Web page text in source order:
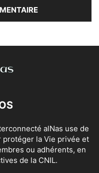
alNas use de
la Vie privée et
ou adhérents, en
de la CNIL.